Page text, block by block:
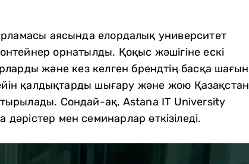
аясында елордалық университет
орнатылды. Қоқыс жәшігіне ескі
және кез келген брендтің басқа шағын
қалдықтарды шығару және жою Қазақстан
Сондай-ақ, Astana IT University
мен семинарлар өткізіледі.